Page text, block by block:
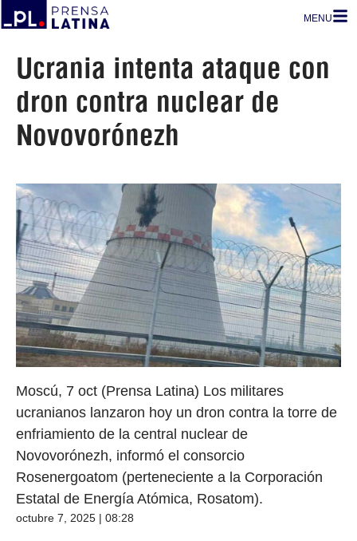
MENU
Ucrania intenta ataque con
dron contra nuclear de
Novovorónezh
Moscú, 7 oct (Prensa Latina) Los militares
ucranianos lanzaron hoy un dron contra la torre de
enfriamiento de la central nuclear de
Novovorónezh, informó el consorcio
Rosenergoatom (perteneciente a la Corporación
Estatal de Energía Atómica, Rosatom).
octubre 7, 2025 | 08:28